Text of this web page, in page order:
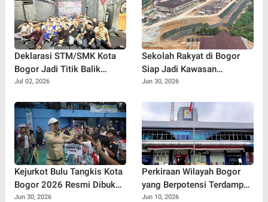
Deklarasi STM/SMK Kota
Bogor Jadi Titik Balik
Perang Melawan Tawuran,
Jul 02, 2026
Sekolah Rakyat di Bogor
Siap Jadi Kawasan
Pendidikan Modern, Target
Jun 30, 2026
Kejurkot Bulu Tangkis Kota
Bogor 2026 Resmi Dibuka,
316 Atlet Muda Berebut
Jun 30, 2026
Perkiraan Wilayah Bogor
yang Berpotensi Terdampak
Pemadaman Listrik, PLN
Jun 10, 2026